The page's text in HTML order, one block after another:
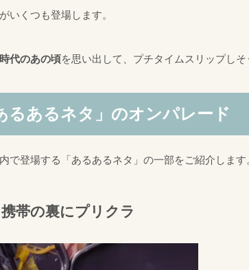
がいくつも登場します。
代のあの頃を思い出して、プチタイムスリップしそ
るあるネタ」のオンパレード
で登場する「あるあるネタ」の一部をご紹介します
携帯の裏にプリクラ